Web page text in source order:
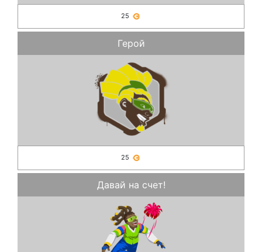
25
Герой
25
Давай на счет!